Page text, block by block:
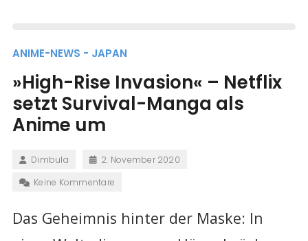
ANIME-NEWS - JAPAN
»High-Rise Invasion« – Netflix
setzt Survival-Manga als
Anime um
Dimbula
2. November 2020
Keine Kommentare
Das Geheimnis hinter der Maske: In